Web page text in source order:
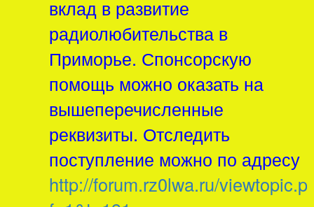
вклад в развитие
радиолюбительства в
Приморье. Спонсорскую
помощь можно оказать на
вышеперечисленные
реквизиты. Отследить
поступление можно по адресу
http://forum.rz0lwa.ru/